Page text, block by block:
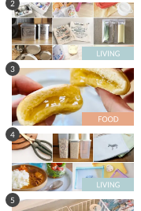
2
3
4
5